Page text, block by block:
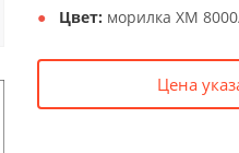
Цвет: морилка XM
Цена